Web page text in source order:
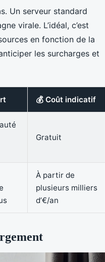
Un serveur standard
virale. L’idéal, c’est
en fonction de la
les surcharges et
💰 Coût indicatif
Gratuit
À partir de
plusieurs milliers
d’€/an